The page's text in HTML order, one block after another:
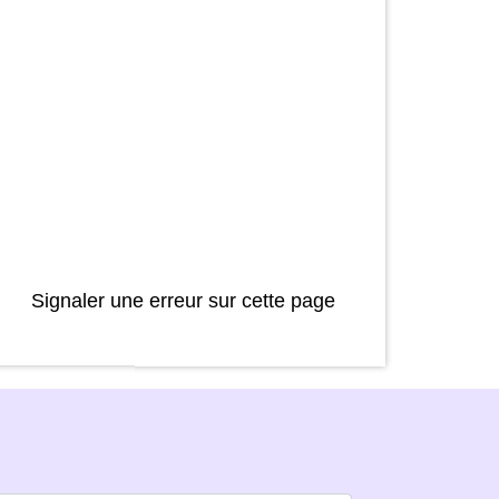
Signaler une erreur sur cette page